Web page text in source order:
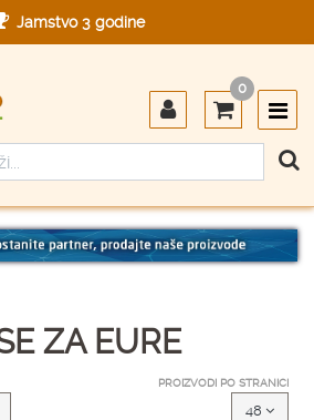
Jamstvo 3 godine
in Germany
Made in Germany
0
ZA EURE
PROIZVODI PO STRANICI
48